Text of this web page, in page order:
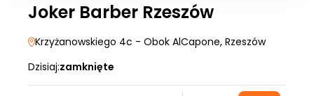
Joker Barber Rzeszów
Krzyżanowskiego 4c - Obok AlCapone, Rzeszów
Dzisiaj:zamknięte